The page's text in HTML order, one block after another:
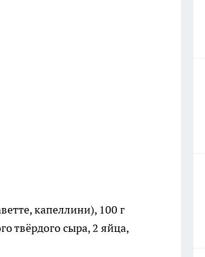
капеллини), 100 г
твёрдого сыра, 2 яйца,